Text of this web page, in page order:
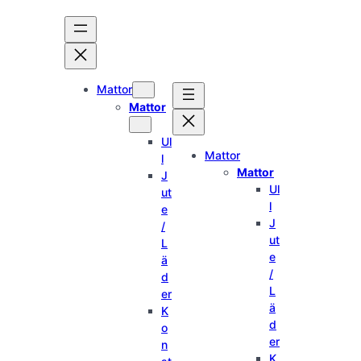
Mattor
Mattor
Ul
l
J
ut
e
/
L
ä
d
er
K
o
n
Mattor
Mattor
Ul
l
J
ut
e
/
L
ä
d
er
K